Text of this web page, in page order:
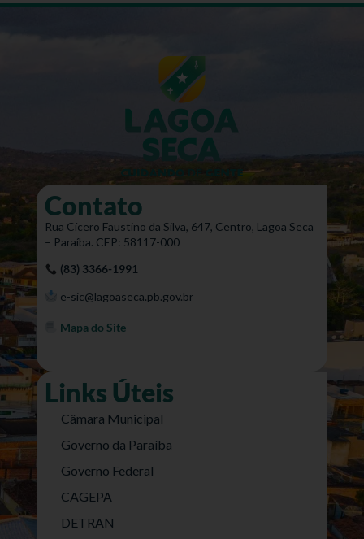
Contato
Rua Cícero Faustino da Silva, 647, Centro, Lagoa Seca
– Paraíba. CEP: 58117-000
(83) 3366-1991
e-sic@lagoaseca.pb.gov.br
Mapa do Site
Links Úteis
Câmara Municipal
Governo da Paraíba
Governo Federal
CAGEPA
DETRAN